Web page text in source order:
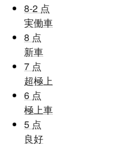
8-2 点
実働車
8 点
新車
7 点
超極上
6 点
極上車
5 点
良好